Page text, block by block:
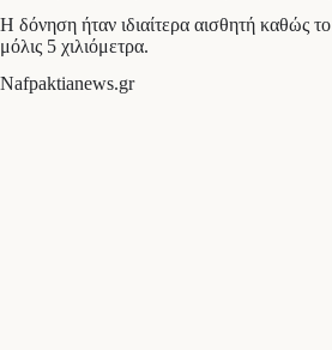
Η δόνηση ήταν ιδιαίτερα αισθητή καθώς
μόλις 5 χιλιόμετρα.
Nafpaktianews.gr